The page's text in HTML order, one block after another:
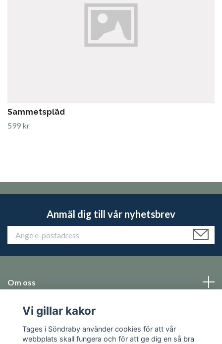
Sammetspläd
599 kr
Anmäl dig till vår nyhetsbrev
Om oss
Emballage
Sociala medier
Vi gillar kakor
Tages i Söndraby använder cookies för att vår
webbplats skall fungera och för att ge dig en så bra